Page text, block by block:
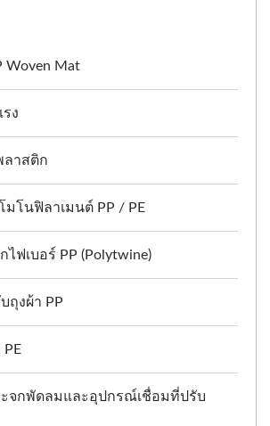
Woven Mat
ง
ลาสติก
มโนฟิลาเมนต์ PP / PE
ไฟเบอร์ PP (Polytwine)
ถุงผ้า PP
ะจกพัดลมและอุปกรณ์เชื่อมที่ปรับ